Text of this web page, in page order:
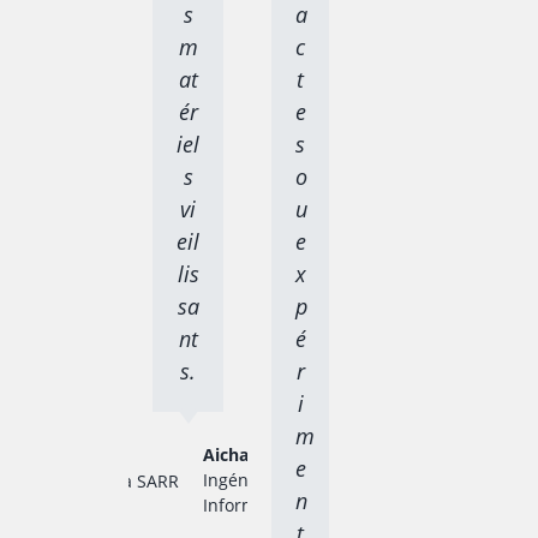
s
m
at
ér
iel
s
vi
eil
lis
sa
nt
s.
Aicha SARR
Ingénieur en
Informatique
a
c
t
e
s
o
u
e
x
p
é
r
i
m
e
n